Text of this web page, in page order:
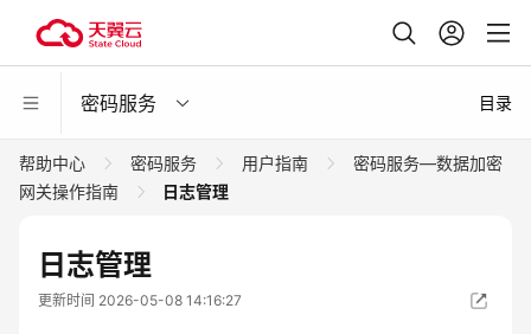
密码服务 目录
帮助中心 密码服务 用户指南
密码服务—数据加密
网关操作指南
日志管理
日志管理
更新时间 2026-05-08 14:16:27